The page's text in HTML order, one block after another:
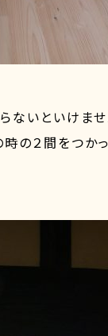
いといけま
の２間をつ